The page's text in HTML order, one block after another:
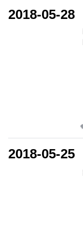
2018-05-28
2018-05-25